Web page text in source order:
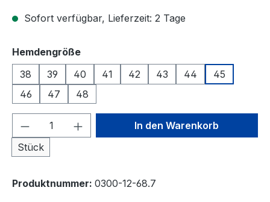
Sofort verfügbar, Lieferzeit: 2 Tage
Hemdengrößeauswählen
38
39 40 41 42 43 44
45
46
47 48
Produkt Anzahl: Gib den
Stück
In den Warenkorb
Produktnummer: 0300-12-68.7